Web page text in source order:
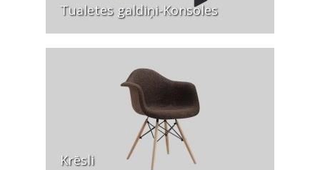
Tualetes galdiņi-Konsoles
Krēsli